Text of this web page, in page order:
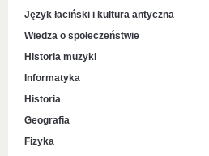
Język łaciński i kultura antyczna
Wiedza o społeczeństwie
Historia muzyki
Informatyka
Historia
Geografia
Fizyka